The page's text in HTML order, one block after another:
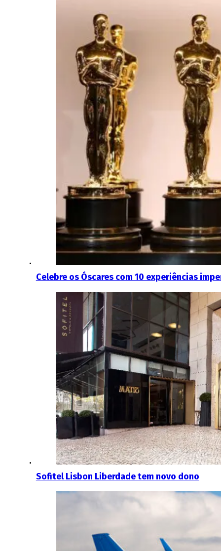
Celebre os Óscares com 10 experiências
Sofitel Lisbon Liberdade tem novo dono